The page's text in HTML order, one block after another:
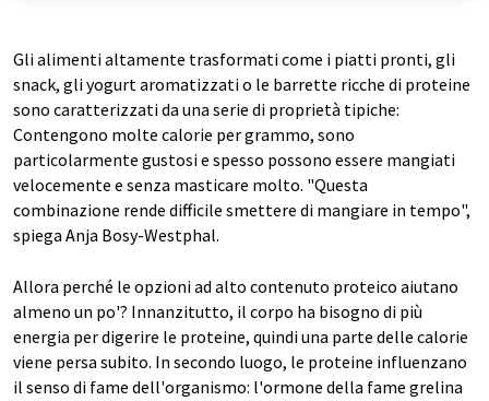
Gli alimenti altamente trasformati come i piatti pronti, gli
snack, gli yogurt aromatizzati o le barrette ricche di proteine
sono caratterizzati da una serie di proprietà tipiche:
Contengono molte calorie per grammo, sono
particolarmente gustosi e spesso possono essere mangiati
velocemente e senza masticare molto. "Questa
combinazione rende difficile smettere di mangiare in tempo",
spiega Anja Bosy-Westphal.
Allora perché le opzioni ad alto contenuto proteico aiutano
almeno un po'? Innanzitutto, il corpo ha bisogno di più
energia per digerire le proteine, quindi una parte delle calorie
viene persa subito. In secondo luogo, le proteine influenzano
il senso di fame dell'organismo: l'ormone della fame grelina